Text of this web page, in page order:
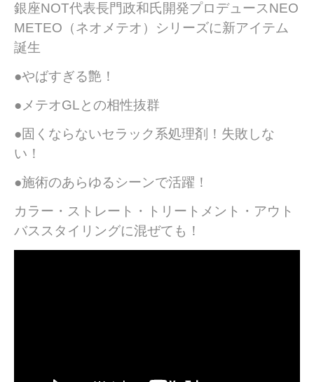
銀座NOT代表長門政和氏開発プロデュースNEO
METEO（ネオメテオ）シリーズに新アイテム
誕生
●やばすぎる艶！
●メテオGLとの相性抜群
●固くならないセラック系処理剤！失敗しな
い！
●施術のあらゆるシーンで活躍！
カラー・ストレート・トリートメント・アウト
バススタイリングに混ぜても！